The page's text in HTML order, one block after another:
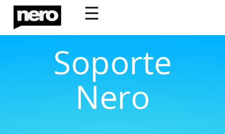
☰
Soporte
Nero